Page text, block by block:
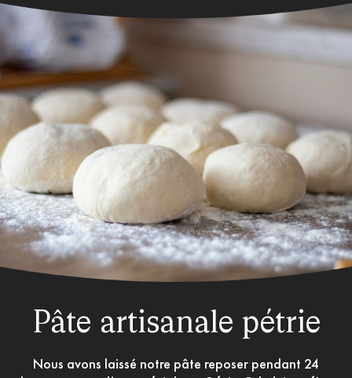
Pâte artisanale pétrie
Nous avons laissé notre pâte reposer pendant 24